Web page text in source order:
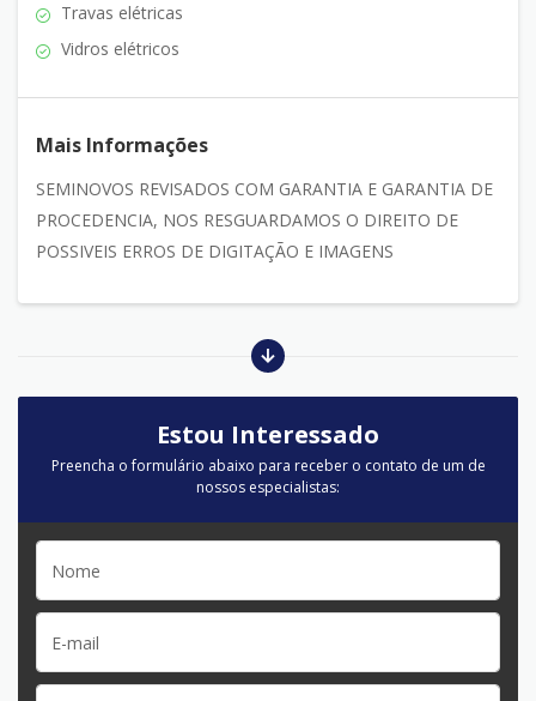
Travas elétricas
Vidros elétricos
Mais Informações
SEMINOVOS REVISADOS COM GARANTIA E GARANTIA DE
PROCEDENCIA, NOS RESGUARDAMOS O DIREITO DE
POSSIVEIS ERROS DE DIGITAÇÃO E IMAGENS
Estou Interessado
Preencha o formulário abaixo para receber o contato de um de
nossos especialistas: